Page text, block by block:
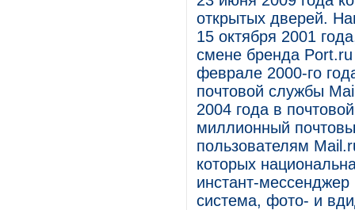
открытых дверей.
15 октября 2001
смене бренда
феврале 2000-го
почтовой службы
2004 года в
миллионный
пользователям
которых
инстант-мессенджер
система, фото- и